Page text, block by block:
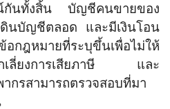
กันทั้งสิ้น บัญชีคนขายของ
นบัญชีตลอด และมีเงินโอน
กฎหมายที่ระบุขึ้นเพื่อไม่ให้
กเลี่ยงการเสียภาษี และ
กรสามารถตรวจสอบที่มา